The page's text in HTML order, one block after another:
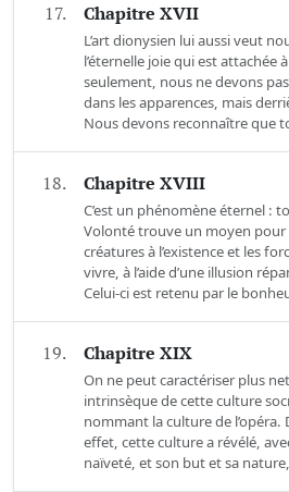
17. Chapitre XVII
L’art dionysien lui aussi veut
l’éternelle joie qui est attachée à
seulement, nous ne devons
dans les apparences, mais
Nous devons reconnaître que
18. Chapitre XVIII
C’est un phénomène éternel :
Volonté trouve un moyen pour
créatures à l’existence et les
vivre, à l’aide d’une illusion
Celui-ci est retenu par le
19. Chapitre XIX
On ne peut caractériser plus
intrinsèque de cette culture
nommant la culture de l’opéra.
effet, cette culture a révélé,
naïveté, et son but et sa